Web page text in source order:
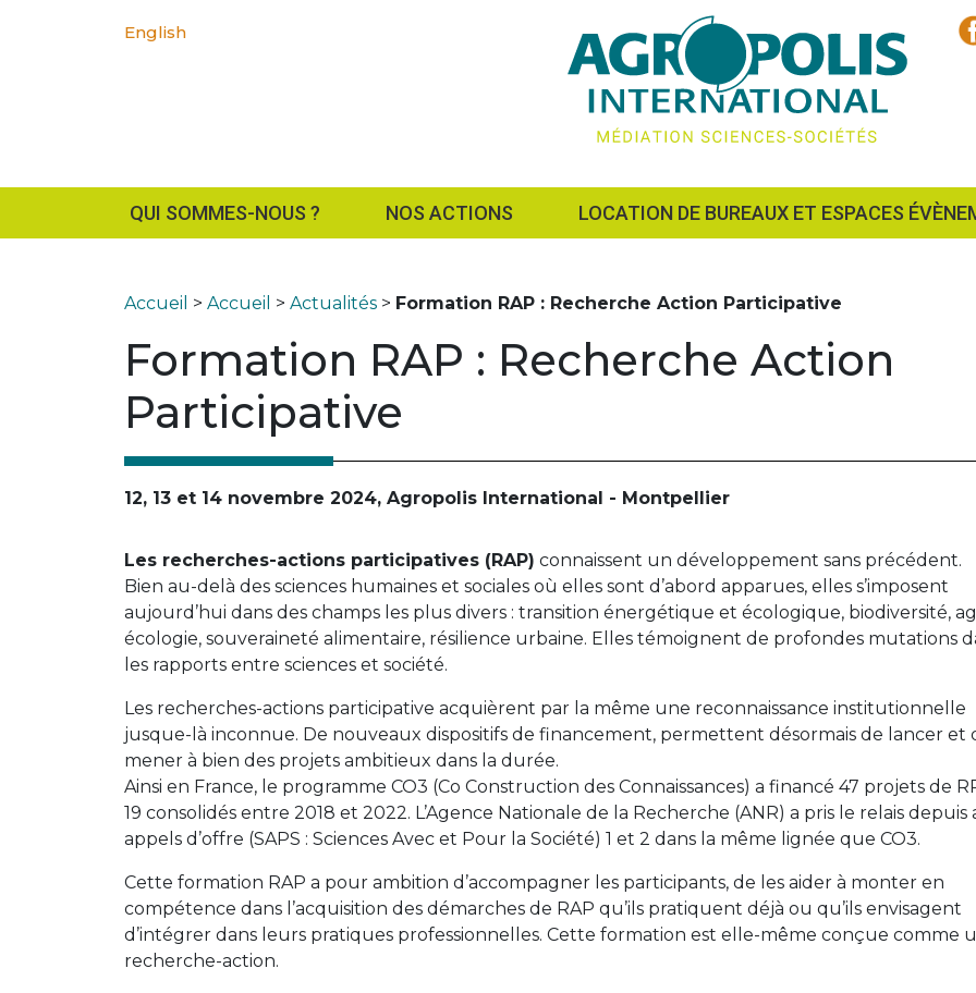
English
QUI SOMMES-NOUS ? NOS ACTIONS LOCATION DE BUREAUX ET ESPACES
Accueil > Accueil > Actualités > Formation RAP : Recherche Action Participative
Formation RAP : Recherche Action
Participative
12, 13 et 14 novembre 2024, Agropolis International - Montpellier
Les recherches-actions participatives (RAP) connaissent un développement sans précédent.
Bien au-delà des sciences humaines et sociales où elles sont d’abord apparues, elles s’imposent
aujourd’hui dans des champs les plus divers : transition énergétique et écologique, biodiversité,
écologie, souveraineté alimentaire, résilience urbaine. Elles témoignent de profondes mutations
les rapports entre sciences et société.
Les recherches-actions participative acquièrent par la même une reconnaissance institutionnelle
jusque-là inconnue. De nouveaux dispositifs de financement, permettent désormais de lancer et
mener à bien des projets ambitieux dans la durée.
Ainsi en France, le programme CO3 (Co Construction des Connaissances) a financé 47 projets de
19 consolidés entre 2018 et 2022. L’Agence Nationale de la Recherche (ANR) a pris le relais depuis
appels d’offre (SAPS : Sciences Avec et Pour la Société) 1 et 2 dans la même lignée que CO3.
Cette formation RAP a pour ambition d’accompagner les participants, de les aider à monter en
compétence dans l’acquisition des démarches de RAP qu’ils pratiquent déjà ou qu’ils envisagent
d’intégrer dans leurs pratiques professionnelles. Cette formation est elle-même conçue comme
recherche-action.